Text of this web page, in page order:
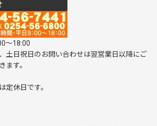
～18:00
土日祝日のお問い合わせは翌営業日以降にご
ます。
定休日です。